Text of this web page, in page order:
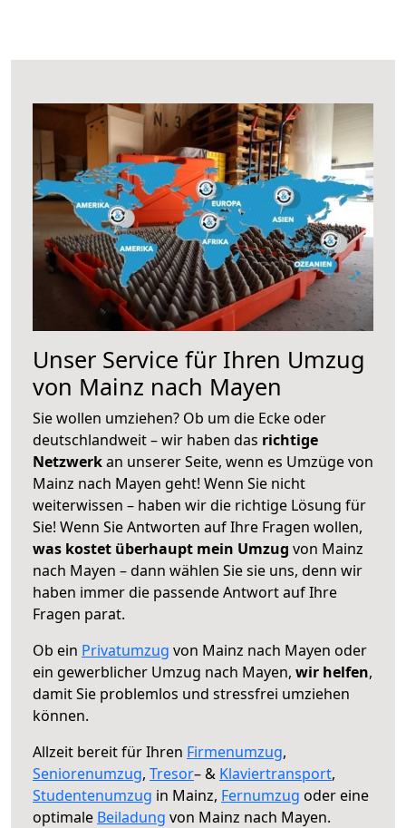
Unser Service für Ihren Umzug
von Mainz nach Mayen
Sie wollen umziehen? Ob um die Ecke oder
deutschlandweit – wir haben das richtige
Netzwerkan unserer Seite, wenn es Umzüge von
Mainz nach Mayen geht! Wenn Sie nicht
weiterwissen – haben wir die richtige Lösung für
Sie! Wenn Sie Antworten auf Ihre Fragen wollen,
was kostet überhaupt mein Umzug von Mainz
nach Mayen – dann wählen Sie sie uns, denn wir
haben immer die passende Antwort auf Ihre
Fragen parat.
Ob ein Privatumzug von Mainz nach Mayen oder
ein gewerblicher Umzug nach Mayen, wir helfen,
damit Sie problemlos und stressfrei umziehen
können.
Allzeit bereit für Ihren Firmenumzug,
Seniorenumzug, Tresor– & Klaviertransport,
Studentenumzug in Mainz, Fernumzug oder eine
optimale Beiladung von Mainz nach Mayen.